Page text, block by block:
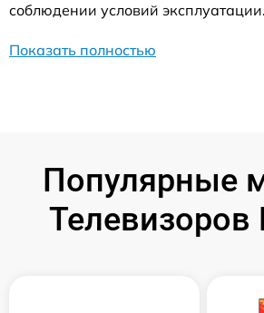
соблюдении условий эксплуатации.
Показать полностью
Популярные
Телевизоров